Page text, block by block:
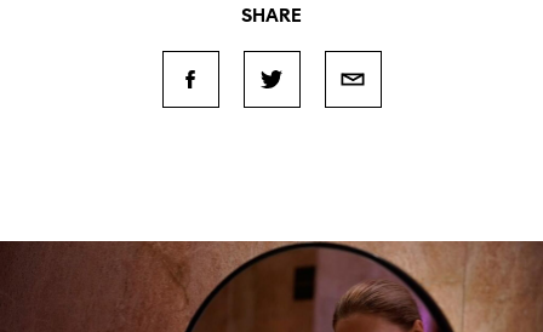
SHARE